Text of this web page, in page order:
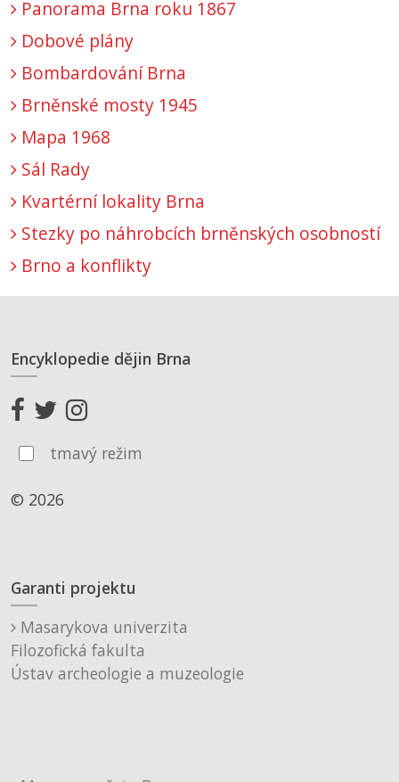
Panorama Brna roku 1867
Dobové plány
Bombardování Brna
Brněnské mosty 1945
Mapa 1968
Sál Rady
Kvartérní lokality Brna
Stezky po náhrobcích brněnských osobností
Brno a konflikty
Encyklopedie dějin Brna
tmavý režim
© 2026
Garanti projektu
Masarykova univerzita
Filozofická fakulta
Ústav archeologie a muzeologie